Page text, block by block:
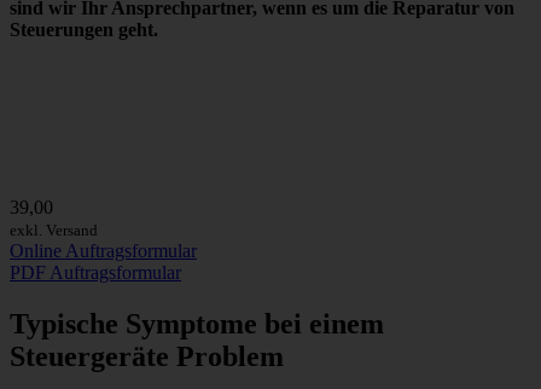
sind wir Ihr Ansprechpartner, wenn es um die Reparatur von
Steuerungen geht.
39,00
exkl. Versand
Online Auftragsformular
PDF Auftragsformular
Typische Symptome bei einem
Steuergeräte Problem